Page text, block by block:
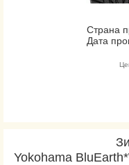
Страна
Дата
Yokohama